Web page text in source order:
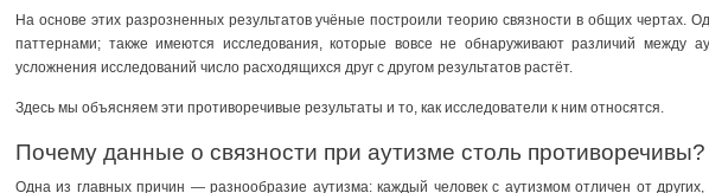
На основе этих разрозненных результатов учёные построили теорию связности в общих чертах.
паттернами; также имеются исследования, которые вовсе не обнаруживают различий между
усложнения исследований число расходящихся друг с другом результатов растёт.
Здесь мы объясняем эти противоречивые результаты и то, как исследователи к ним относятся.
Почему данные о связности при аутизме столь противоречивы?
Одна из главных причин — разнообразие аутизма: каждый человек с аутизмом отличен от